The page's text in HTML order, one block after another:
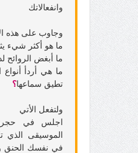
وانفعالاتك
وجاوب على هذه
ما هو أكثر شيء
ما أبغض الروائح
ما هي أردأ أنواع
تطيق سماعها؟
ولتفعل الأتي
اجلس في
الموسيقى الذي
في نفسك الحنق